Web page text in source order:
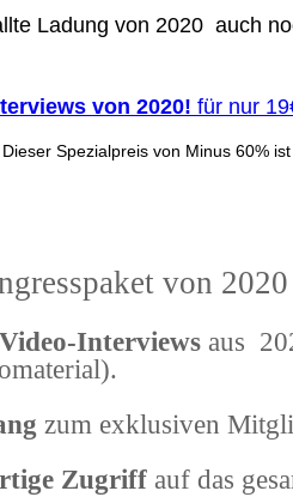
Ladung von 2020 auch
von 2020! für nur
Spezialpreis von Minus 60% ist
von
Interviews aus
zum exklusiven
Zugriff auf das